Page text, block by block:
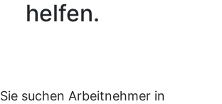
helfen.
Sie suchen Arbeitnehmer in